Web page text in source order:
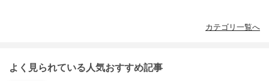
カテゴリ一覧へ
よく見られている人気おすすめ記事